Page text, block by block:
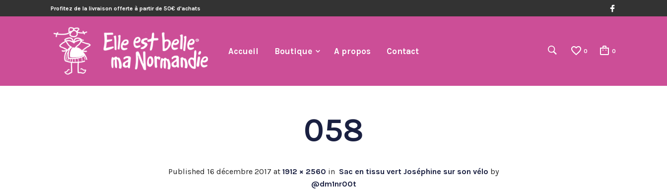
Profitez de la livraison offerte à partir de 50€ d'achats
Accueil Boutique A propos Contact 0 0
058
Published 16 décembre 2017 at 1912 × 2560 in Sac en tissu vert Joséphine sur son vélo by
@dm1nr00t